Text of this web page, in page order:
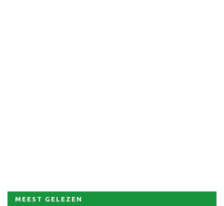
MEEST GELEZEN